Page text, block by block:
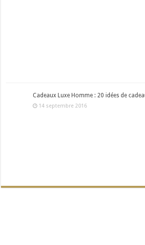
Cadeaux Luxe Homme : 20 idées de
14 septembre 2016